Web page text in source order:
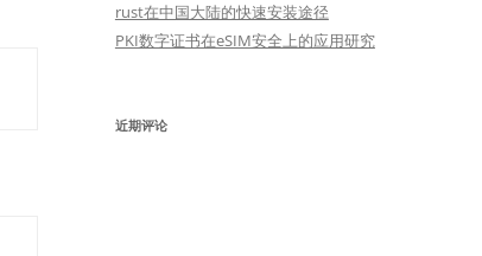
rust在中国大陆的快速安装途径
PKI数字证书在eSIM安全上的应用研究
近期评论